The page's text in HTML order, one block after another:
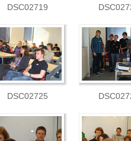
DSC02719
DSC02725